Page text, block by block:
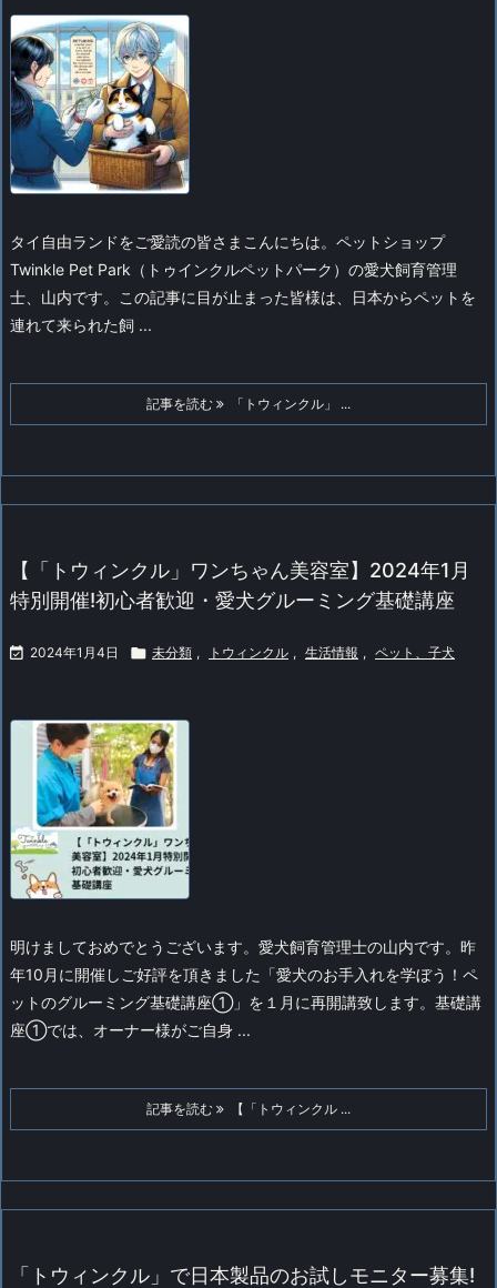
タイ自由ランドをご愛読の皆さまこんにちは。 ペットショップ
Twinkle Pet Park（トゥインクルペットパーク）の愛犬飼育管理
士、山内です。
この記事に目が止まった皆様は、日本からペットを
連れて来られた飼 ...
記事を読む 「トウィンクル」 ...
【「トウィンクル」ワンちゃん美容室】2024年1月
特別開催!初心者歓迎・愛犬グルーミング基礎講座
 2024年1月4日  未分類 , トウィンクル , 生活情報 , ペット、子犬
明けましておめでとうございます。愛犬飼育管理士の山内です。 昨
年10月に開催しご好評を頂きました「愛犬のお手入れを学ぼう！ペ
ットのグルーミング基礎講座①」を１月に再開講致します。 基礎講
座①では、オーナー様がご自身 ...
記事を読む 【「トウィンクル ...
「トウィンクル」で日本製品のお試しモニター募集!